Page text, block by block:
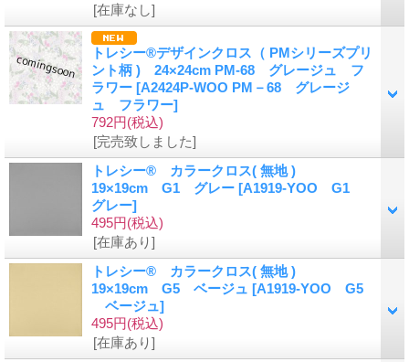
[在庫なし]
トレシー®デザインクロス（ PMシリーズプリ
ント柄 ) 24×24cm PM-68 グレージュ フ
ラワー [A2424P-WOO PM－68 グレージ
ュ フラワー]
792円(税込)
[完売致しました]
トレシー® カラークロス( 無地 )
19×19cm G1 グレー [A1919-YOO G1
グレー]
495円(税込)
[在庫あり]
トレシー® カラークロス( 無地 )
19×19cm G5 ベージュ [A1919-YOO G5
ベージュ]
495円(税込)
[在庫あり]